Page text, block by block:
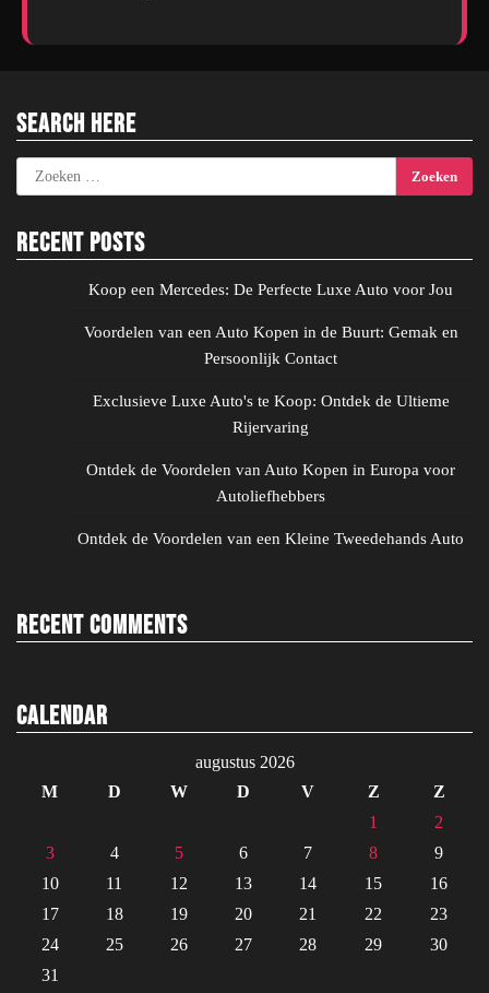
Search Here
Zoeken
naar:
Recent Posts
Koop een Mercedes: De Perfecte Luxe Auto voor Jou
Voordelen van een Auto Kopen in de Buurt: Gemak en
Persoonlijk Contact
Exclusieve Luxe Auto's te Koop: Ontdek de Ultieme
Rijervaring
Ontdek de Voordelen van Auto Kopen in Europa voor
Autoliefhebbers
Ontdek de Voordelen van een Kleine Tweedehands Auto
Recent Comments
Calendar
augustus 2026
M
D W D V Z
Z
1
2
3
4 5 6 7 8
9
10
11 12 13 14 15
16
17
18 19 20 21 22
23
24
25 26 27 28 29
30
31